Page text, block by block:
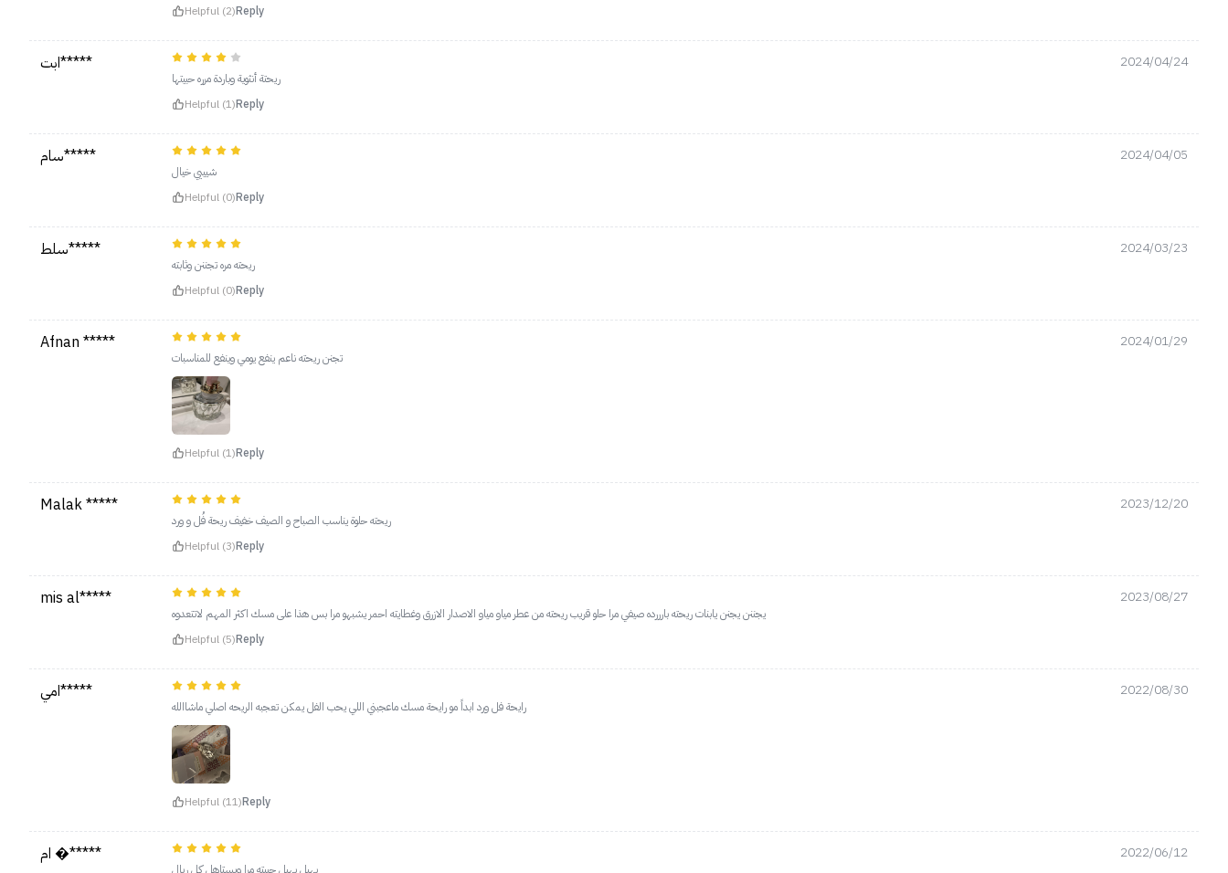
Helpful (2)Reply
ابت***** 2024/04/24
ريحتة أنثوية وباردة مرره حبيتها
Helpful (1)Reply
سام***** 2024/04/05
شيييي خيال
Helpful (0)Reply
سلط***** 2024/03/23
ريحته مره تجننن وثابته
Helpful (0)Reply
Afnan ***** 2024/01/29
تجنن ريحته ناعم ينفع يومي وينفع للمناسبات
Helpful (1)Reply
Malak ***** 2023/12/20
ريحته حلوة يناسب الصباح و الصيف خفيف ريحة فُل و ورد
Helpful (3)Reply
mis al***** 2023/08/27
يجننن يجنن يابنات ريحته بارررده صيفي مرا حلو قريب ريحته من عطر مياو مياو الاصدار الازرق وغطايته احمر يشبهو مرا بس هذا على مسك اكثر المهم لاتتعدوه
Helpful (5)Reply
امي***** 2022/08/30
رايحة فل ورد ابداً مو رايحة مسك ماعجبني اللي يحب الفل يمكن تعجبه الريحه اصلي ماشاالله
Helpful (11)Reply
ام �***** 2022/06/12